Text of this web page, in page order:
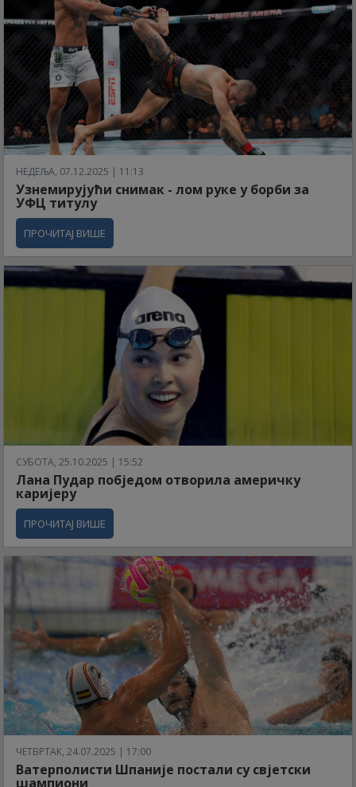
НЕДЕЉА, 07.12.2025 | 11:13
Узнемирујући снимак - лом руке у борби за
УФЦ титулу
ПРОЧИТАЈ ВИШЕ
СУБОТА, 25.10.2025 | 15:52
Лана Пудар побједом отворила америчку
каријеру
ПРОЧИТАЈ ВИШЕ
ЧЕТВРТАК, 24.07.2025 | 17:00
Ватерполисти Шпаније постали су свјетски
шампиони